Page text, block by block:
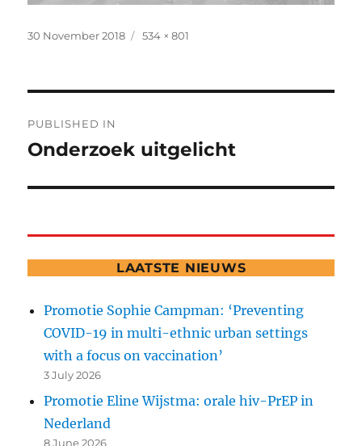
Posted
30 November 2018
Full
534 × 801
navigation
PUBLISHED IN
Onderzoek uitgelicht
LAATSTE NIEUWS
Promotie Sophie Campman: ‘Preventing
COVID-19 in multi-ethnic urban settings
with a focus on vaccination’
3 July 2026
Promotie Eline Wijstma: orale hiv-PrEP in
Nederland
8 June 2026